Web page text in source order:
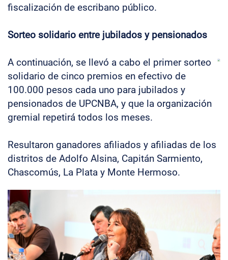
fiscalización de escribano público.
Sorteo solidario entre jubilados y pensionados
A continuación, se llevó a cabo el primer sorteo
solidario de cinco premios en efectivo de
100.000 pesos cada uno para jubilados y
pensionados de UPCNBA, y que la organización
gremial repetirá todos los meses.
Resultaron ganadores afiliados y afiliadas de los
distritos de Adolfo Alsina, Capitán Sarmiento,
Chascomús, La Plata y Monte Hermoso.